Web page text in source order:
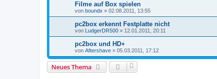
Filme auf Box spielen
von boundx » 02.08.2011, 13:55
pc2box erkennt Festplatte nicht
von LudgerDR500 » 12.01.2011, 20:11
pc2box und HD+
von Aftershave » 05.03.2011, 17:12
Neues Thema